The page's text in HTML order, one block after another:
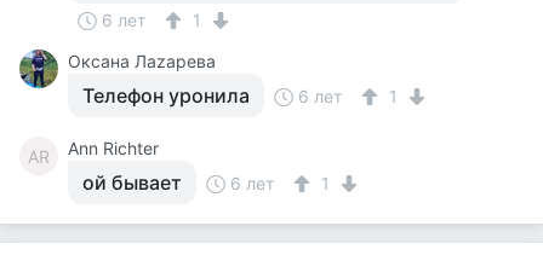
6 лет
1
Оксана Лаzaрева
Телефон уронила 6 лет 1
AR Ann Richter
ой бывает 6 лет 1